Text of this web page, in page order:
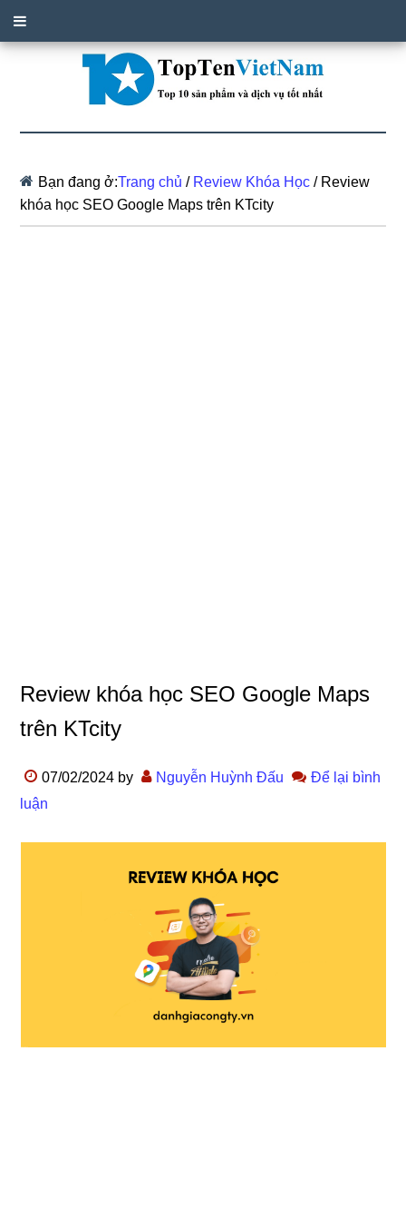
Bạn đang ở:Trang chủ / Review Khóa Học /Review
khóa học SEO Google Maps trên KTcity
Review khóa học SEO Google Maps
trên KTcity
07/02/2024 by Nguyễn Huỳnh Đấu
Để lại bình
luận